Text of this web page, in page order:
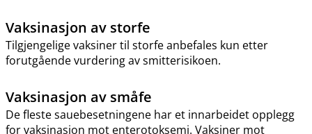
Vaksinasjon av storfe
Tilgjengelige vaksiner til storfe anbefales kun etter
forutgående vurdering av smitterisikoen.
Vaksinasjon av småfe
De fleste sauebesetningene har et innarbeidet opplegg
for vaksinasjon mot enterotoksemi. Vaksiner mot